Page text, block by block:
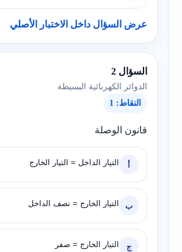
عرض السؤال داخل الاختبار الأصلي
السؤال 2
الدوائر الكهربائية البسيطة
النقاط: 1
قانون الوصلة
التيار الداخل = التيار الخارج
ب التيار الخارج = نصف الداخل
ج التيار الخارج = صفر